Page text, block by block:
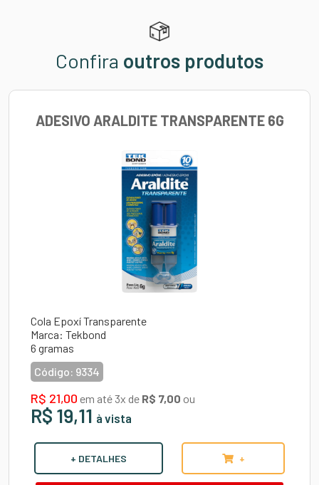
Confira outros produtos
ADESIVO ARALDITE TRANSPARENTE 6G
Cola Epoxí Transparente
Marca: Tekbond
6 gramas
Código: 9334
R$ 21,00 em até 3x de R$ 7,00 ou
R$ 19,11 à vista
+ DETALHES +